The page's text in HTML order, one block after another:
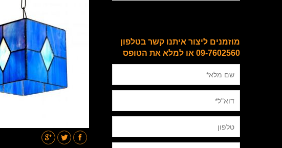
מוזמנים ליצור איתנו קשר בטלפון
09-7602560 או למלא את הטופס